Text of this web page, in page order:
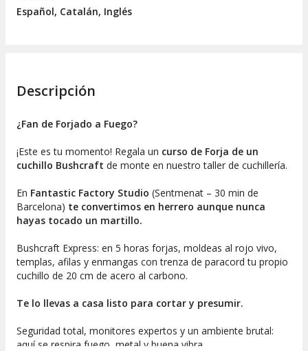
Español, Catalán, Inglés
Descripción
¿Fan de Forjado a Fuego?
¡Este es tu momento! Regala un curso de Forja de un
cuchillo Bushcraft de monte en nuestro taller de cuchillería.
En Fantastic Factory Studio (Sentmenat – 30 min de
Barcelona) te convertimos en herrero aunque nunca
hayas tocado un martillo.
Bushcraft Express: en 5 horas forjas, moldeas al rojo vivo,
templas, afilas y enmangas con trenza de paracord tu propio
cuchillo de 20 cm de acero al carbono.
Te lo llevas a casa listo para cortar y presumir.
Seguridad total, monitores expertos y un ambiente brutal:
aquí se respira fuego, metal y buena vibra.